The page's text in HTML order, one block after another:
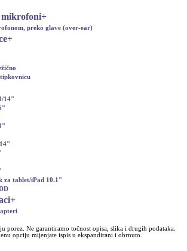
mikrofoni+
preko glave (over-ear)
+
14"
za tablet/iPad 10.1"
+
porez. Ne garantiramo točnost opisa, slika i drugih podataka.
opciju mijenjate ispis u ekspandirani i obrnuto.